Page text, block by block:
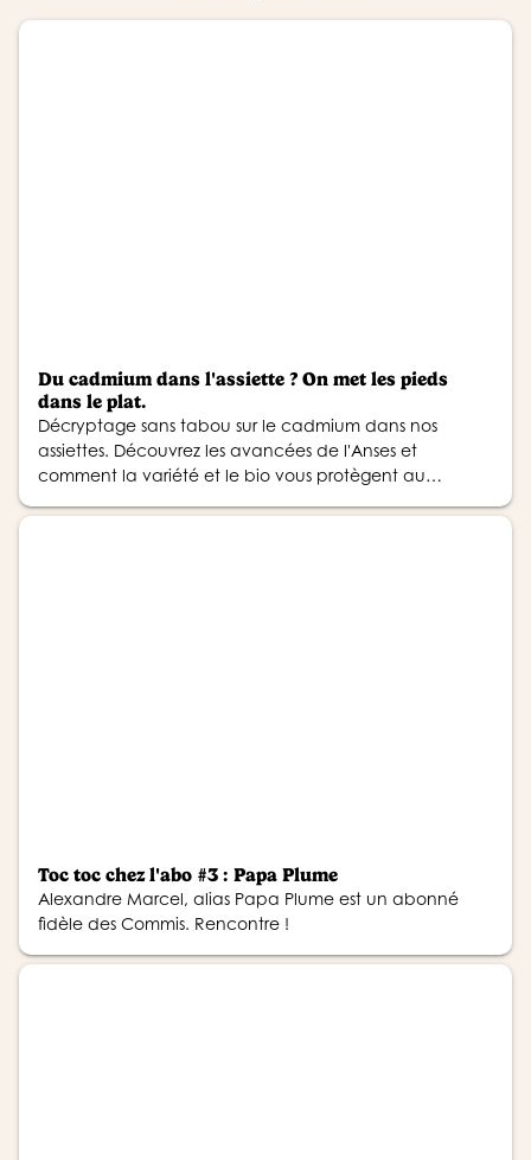
Du cadmium dans l'assiette ? On met les pieds
dans le plat.
Décryptage sans tabou sur le cadmium dans nos
assiettes. Découvrez les avancées de l'Anses et
comment la variété et le bio vous protègent au
Toc toc chez l'abo #3 : Papa Plume
Alexandre Marcel, alias Papa Plume est un abonné
fidèle des Commis. Rencontre !